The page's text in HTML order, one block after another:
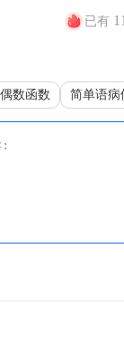
已有
数函数 简单语病